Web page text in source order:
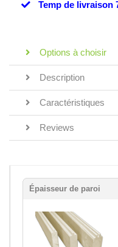
Temp de livraison
Options à choisir
Description
Caractéristiques
Reviews
Épaisseur de paroi